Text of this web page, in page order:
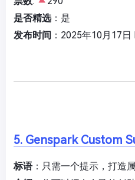
是否精选：是
发布时间 ：2025年10月17
5. Genspark Custom
标语：只需一个提示，打造